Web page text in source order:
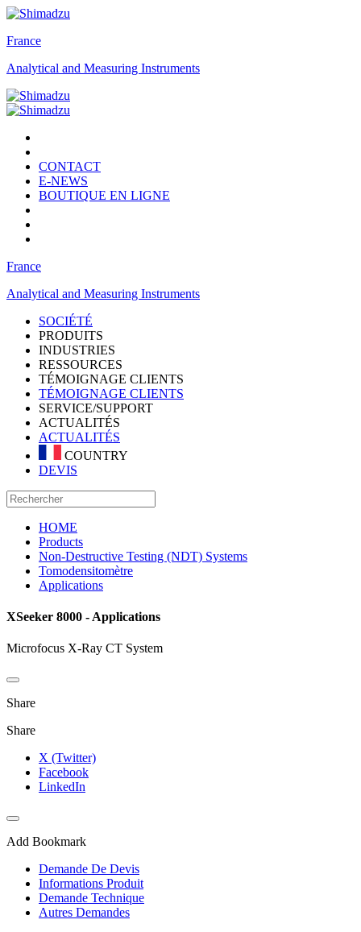
France
Analytical and Measuring Instruments
CONTACT
E-NEWS
BOUTIQUE EN LIGNE
France
Analytical and Measuring Instruments
SOCIÉTÉ
PRODUITS
INDUSTRIES
RESSOURCES
TÉMOIGNAGE CLIENTS
TÉMOIGNAGE CLIENTS
SERVICE/SUPPORT
ACTUALITÉS
ACTUALITÉS
COUNTRY
DEVIS
HOME
Products
Non-Destructive Testing (NDT) Systems
Tomodensitomètre
Applications
XSeeker 8000 - Applications
Microfocus X-Ray CT System
Share
Share
X (Twitter)
Facebook
LinkedIn
Add Bookmark
Demande De Devis
Informations Produit
Demande Technique
Autres Demandes